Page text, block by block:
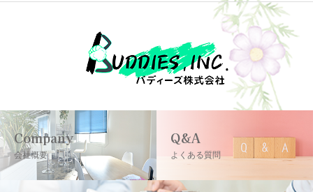
Company
会社概要
Q&A
よくある質問